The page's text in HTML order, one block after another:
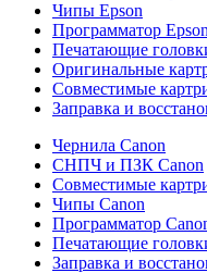
Чипы Epson
Программатор Epson
Печатающие
Оригинальные
Совместимые
Заправка и
Чернила Canon
СНПЧ и ПЗК Canon
Совместимые
Чипы Canon
Программатор
Печатающие
Заправка и